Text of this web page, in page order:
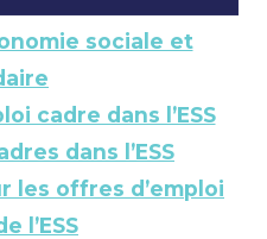
sociale et
cadre dans l’ESS
dans l’ESS
les offres d’emploi
l’ESS